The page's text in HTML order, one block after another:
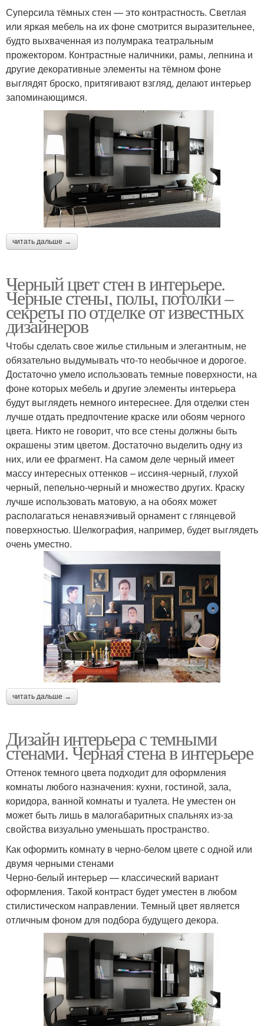
Суперсила тёмных стен — это контрастность. Светлая
или яркая мебель на их фоне смотрится выразительнее,
будто выхваченная из полумрака театральным
прожектором. Контрастные наличники, рамы, лепнина и
другие декоративные элементы на тёмном фоне
выглядят броско, притягивают взгляд, делают интерьер
запоминающимся.
читать дальше →
Черный цвет стен в интерьере.
Черные стены, полы, потолки –
секреты по отделке от известных
дизайнеров
Чтобы сделать свое жилье стильным и элегантным, не
обязательно выдумывать что-то необычное и дорогое.
Достаточно умело использовать темные поверхности, на
фоне которых мебель и другие элементы интерьера
будут выглядеть немного интереснее. Для отделки стен
лучше отдать предпочтение краске или обоям черного
цвета. Никто не говорит, что все стены должны быть
окрашены этим цветом. Достаточно выделить одну из
них, или ее фрагмент. На самом деле черный имеет
массу интересных оттенков – иссиня-черный, глухой
черный, пепельно-черный и множество других. Краску
лучше использовать матовую, а на обоях может
располагаться ненавязчивый орнамент с глянцевой
поверхностью. Шелкография, например, будет выглядеть
очень уместно.
читать дальше →
Дизайн интерьера с темными
стенами. Черная стена в интерьере
Оттенок темного цвета подходит для оформления
комнаты любого назначения: кухни, гостиной, зала,
коридора, ванной комнаты и туалета. Не уместен он
может быть лишь в малогабаритных спальнях из-за
свойства визуально уменьшать пространство.
Как оформить комнату в черно-белом цвете с одной или
двумя черными стенами
Черно-белый интерьер — классический вариант
оформления. Такой контраст будет уместен в любом
стилистическом направлении. Темный цвет является
отличным фоном для подбора будущего декора.